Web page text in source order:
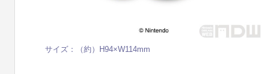
サイズ：（約）H94×W114mm